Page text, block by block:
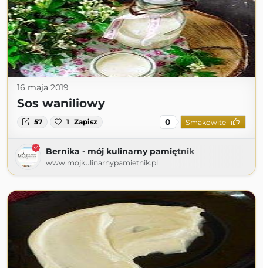
16 maja 2019
Sos waniliowy
57 1 Zapisz 0 Smakowite
Bernika - mój kulinarny pamiętnik
www.mojkulinarnypamietnik.pl